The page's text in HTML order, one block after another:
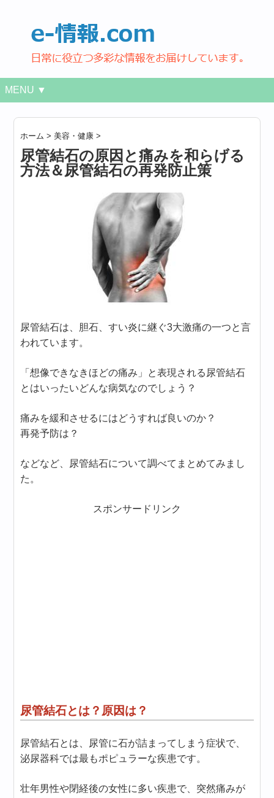
MENU ▼
ホーム >美容・健康 >
尿管結石の原因と痛みを和らげる
方法＆尿管結石の再発防止策
尿管結石は、胆石、すい炎に継ぐ3大激痛の一つと言
われています。
「想像できなきほどの痛み」と表現される尿管結石
とはいったいどんな病気なのでしょう？
痛みを緩和させるにはどうすれば良いのか？
再発予防は？
などなど、尿管結石について調べてまとめてみまし
た。
スポンサードリンク
尿管結石とは？原因は？
尿管結石とは、尿管に石が詰まってしまう症状で、
泌尿器科では最もポピュラーな疾患です。
壮年男性や閉経後の女性に多い疾患で、突然痛みが